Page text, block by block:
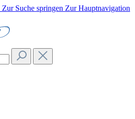
Zur Suche springen Zur Hauptnavigation